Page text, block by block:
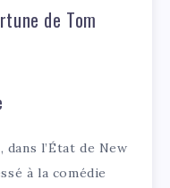
de Tom
dans l’État de New
à la comédie